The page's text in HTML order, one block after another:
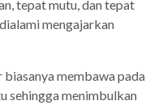
tepat mutu, dan tepat
mengajarkan
biasanya membawa pada
sehingga menimbulkan